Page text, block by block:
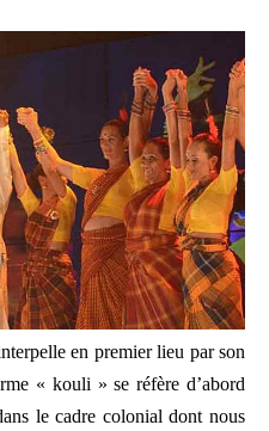
en premier lieu par son
« kouli » se réfère d’abord
le cadre colonial dont nous